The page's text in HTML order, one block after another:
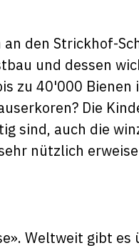
den Strickhof-
und dessen
zu 40'000
Die
sind, auch die
nützlich
Weltweit gibt